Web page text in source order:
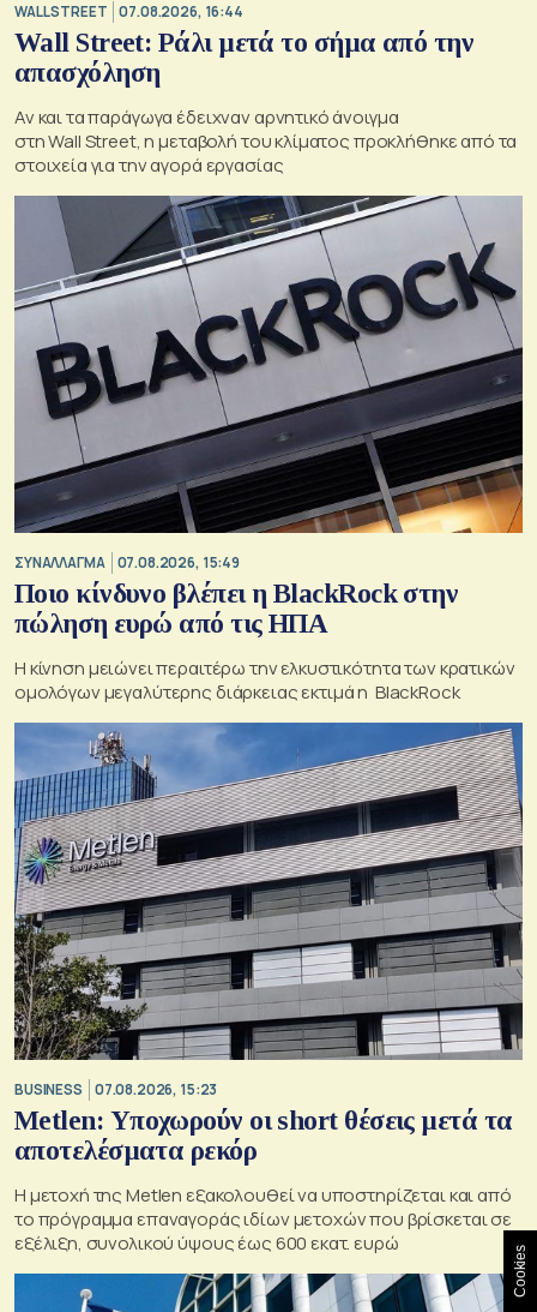
WALL STREET 07.08.2026, 16:44
Wall Street: Ράλι μετά το σήμα από την
απασχόληση
Αν και τα παράγωγα έδειχναν αρνητικό άνοιγμα
στη Wall Street, η μεταβολή του κλίματος προκλήθηκε από τα
στοιχεία για την αγορά εργασίας
ΣΥΝΑΛΛΑΓΜΑ 07.08.2026, 15:49
Ποιο κίνδυνο βλέπει η BlackRock στην
πώληση ευρώ από τις ΗΠΑ
Η κίνηση μειώνει περαιτέρω την ελκυστικότητα των κρατικών
ομολόγων μεγαλύτερης διάρκειας εκτιμά η BlackRock
BUSINESS 07.08.2026, 15:23
Metlen: Υποχωρούν οι short θέσεις μετά τα
αποτελέσματα ρεκόρ
Η μετοχή της Metlen εξακολουθεί να υποστηρίζεται και από
το πρόγραμμα επαναγοράς ιδίων μετοχών που βρίσκεται σε
εξέλιξη, συνολικού ύψους έως 600 εκατ. ευρώ
Cookies